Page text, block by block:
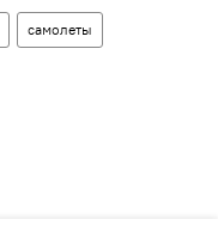
самолеты